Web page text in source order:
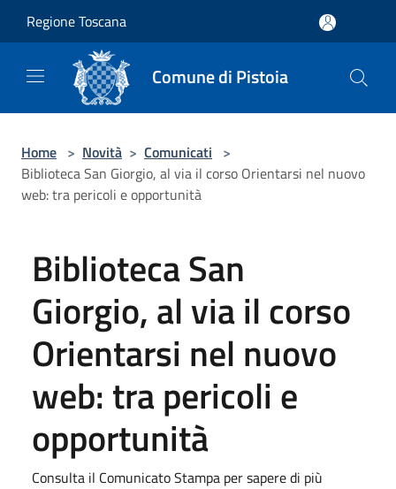
Regione Toscana
Comune di Pistoia
Home > Novità > Comunicati >
Biblioteca San Giorgio, al via il corso Orientarsi nel nuovo
web: tra pericoli e opportunità
Biblioteca San
Giorgio, al via il corso
Orientarsi nel nuovo
web: tra pericoli e
opportunità
Consulta il Comunicato Stampa per sapere di più